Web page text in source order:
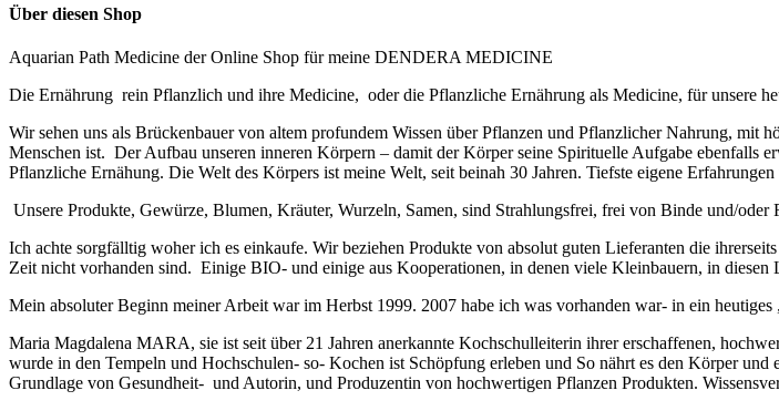
Über diesen Shop
Aquarian Path Medicine der Online Shop für meine DENDERA MEDICINE
Die Ernährung rein Pflanzlich und ihre Medicine, oder die Pflanzliche Ernährung als Medicine, für unsere
Wir sehen uns als Brückenbauer von altem profundem Wissen über Pflanzen und Pflanzlicher Nahrung,
Menschen ist. Der Aufbau unseren inneren Körpern – damit der Körper seine Spirituelle Aufgabe ebenfalls
Pflanzliche Ernähung. Die Welt des Körpers ist meine Welt, seit beinah 30 Jahren. Tiefste eigene
Unsere Produkte, Gewürze, Blumen, Kräuter, Wurzeln, Samen, sind Strahlungsfrei, frei von Binde und/
Ich achte sorgfälltig woher ich es einkaufe. Wir beziehen Produkte von absolut guten Lieferanten die
Zeit nicht vorhanden sind. Einige BIO- und einige aus Kooperationen, in denen viele Kleinbauern, in diesen
Mein absoluter Beginn meiner Arbeit war im Herbst 1999. 2007 habe ich was vorhanden war- in ein heutiges
Maria Magdalena MARA, sie ist seit über 21 Jahren anerkannte Kochschulleiterin ihrer erschaffenen,
wurde in den Tempeln und Hochschulen- so- Kochen ist Schöpfung erleben und So nährt es den Körper
Grundlage von Gesundheit- und Autorin, und Produzentin von hochwertigen Pflanzen Produkten.